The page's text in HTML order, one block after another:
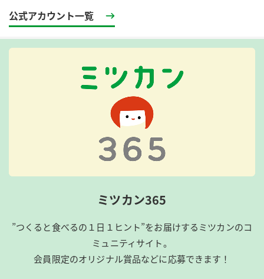
公式アカウント一覧
ミツカン365
”つくると食べるの１日１ヒント”をお届けするミツカンのコ
ミュニティサイト。
会員限定のオリジナル賞品などに応募できます！